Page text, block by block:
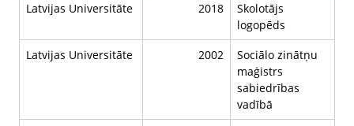
Latvijas Universitāte
2018
Skolotājs
logopēds
Latvijas Universitāte
2002
Sociālo zinātņu
maģistrs
sabiedrības
vadībā